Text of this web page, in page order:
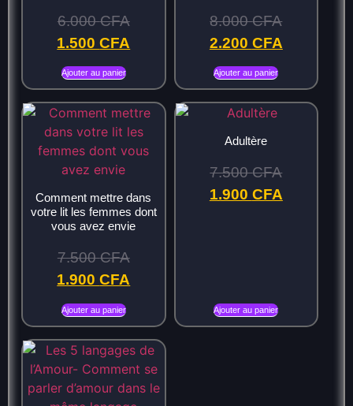
6.000CFA
1.500CFA
Ajouter au panier
8.000CFA
2.200 CFA
Ajouter au panier
Comment mettre dans
votre lit les femmes dont
vous avez envie
7.500CFA
1.900CFA
Ajouter au panier
Adultère
7.500CFA
1.900 CFA
Ajouter au panier